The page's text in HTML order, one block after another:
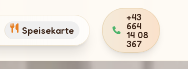
Speisekarte
+43
664
14 08
367